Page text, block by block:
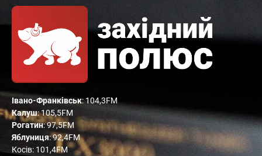
Івано-Франківськ: 104,3FM
Калуш: 105,5FM
Рогатин: 97,5FM
Яблуниця: 92,4FM
Косів: 101,4FM